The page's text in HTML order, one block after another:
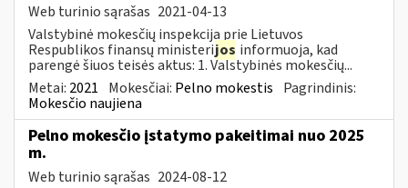
Web turinio sąrašas 2021-04-13
Valstybinė mokesčių inspekcija prie Lietuvos
Respublikos finansų ministerijos informuoja, kad
parengė šiuos teisės aktus: 1. Valstybinės mokesčių...
Metai: 2021 Mokesčiai: Pelno mokestis Pagrindinis:
Mokesčio naujiena
Pelno mokesčio įstatymo pakeitimai nuo 2025
m.
Web turinio sąrašas 2024-08-12